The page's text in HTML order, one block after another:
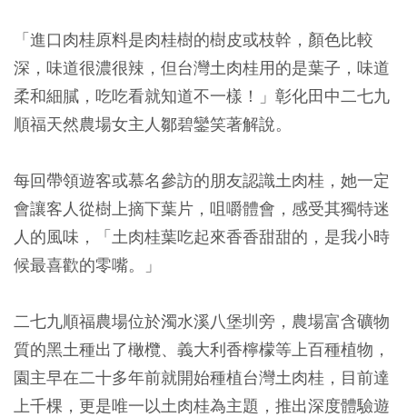
「進口肉桂原料是肉桂樹的樹皮或枝幹，顏色比較
深，味道很濃很辣，但台灣土肉桂用的是葉子，味道
柔和細膩，吃吃看就知道不一樣！」彰化田中二七九
順福天然農場女主人鄒碧鑾笑著解說。
每回帶領遊客或慕名參訪的朋友認識土肉桂，她一定
會讓客人從樹上摘下葉片，咀嚼體會，感受其獨特迷
人的風味，「土肉桂葉吃起來香香甜甜的，是我小時
候最喜歡的零嘴。」
二七九順福農場位於濁水溪八堡圳旁，農場富含礦物
質的黑土種出了橄欖、義大利香檸檬等上百種植物，
園主早在二十多年前就開始種植台灣土肉桂，目前達
上千棵，更是唯一以土肉桂為主題，推出深度體驗遊